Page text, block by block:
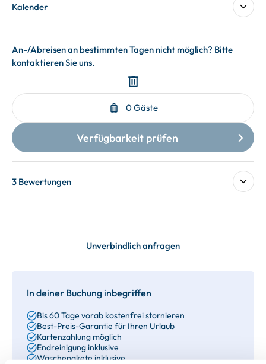
Kalender
3 Bewertungen
Unverbindlich anfragen
In deiner Buchung inbegriffen
Bis 60 Tage vorab kostenfrei stornieren
Best-Preis-Garantie für Ihren Urlaub
Kartenzahlung möglich
Endreinigung inklusive
Wäschepakete inklusive